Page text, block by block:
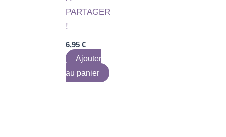
PARTAGER
!
6,95€
Ajouter
au panier